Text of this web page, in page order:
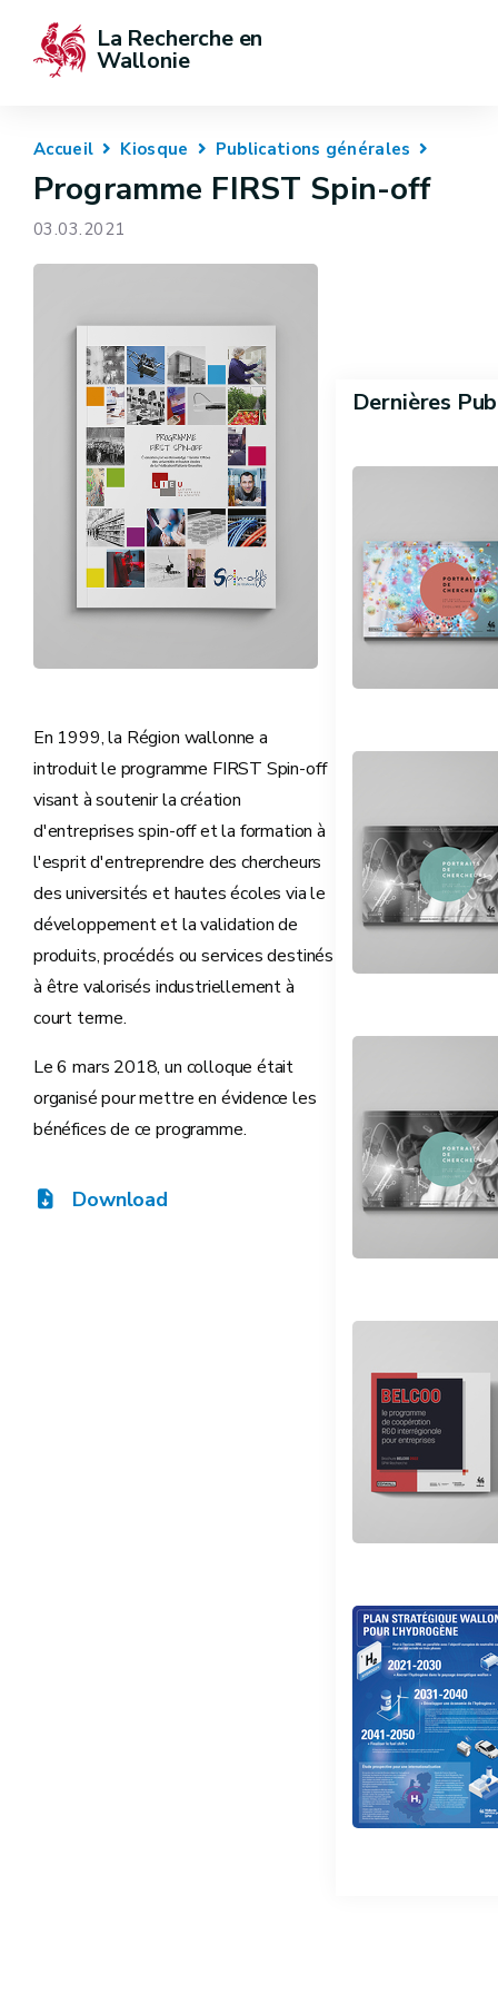
La Recherche en
Wallonie
Accueil Kiosque Publications générales
Programme FIRST Spin-off
03.03.2021
En 1999, la Région wallonne a
introduit le programme FIRST Spin-off
visant à soutenir la création
d'entreprises spin-off et la formation à
l'esprit d'entreprendre des chercheurs
des universités et hautes écoles via le
développement et la validation de
produits, procédés ou services destinés
à être valorisés industriellement à
court terme.
Le 6 mars 2018, un colloque était
organisé pour mettre en évidence les
bénéfices de ce programme.
Download
Dernières